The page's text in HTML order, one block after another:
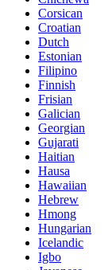
Corsican
Croatian
Dutch
Estonian
Filipino
Finnish
Frisian
Galician
Georgian
Gujarati
Haitian
Hausa
Hawaiian
Hebrew
Hmong
Hungarian
Icelandic
Igbo